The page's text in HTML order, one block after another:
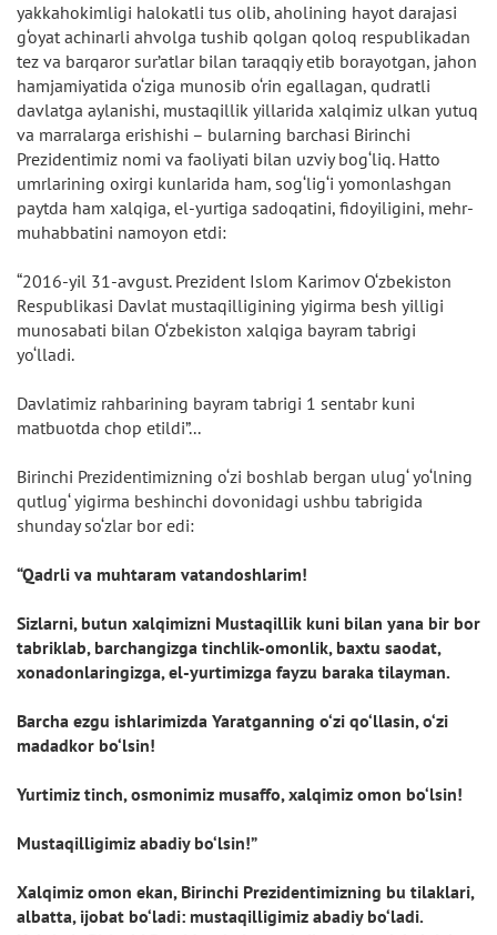
yakkahokimligi halokatli tus olib, aholining hayot darajasi
g‘oyat achinarli ahvolga tushib qolgan qoloq respublikadan
tez va barqaror sur’atlar bilan taraqqiy etib borayotgan, jahon
hamjamiyatida o‘ziga munosib o‘rin egallagan, qudratli
davlatga aylanishi, mustaqillik yillarida xalqimiz ulkan yutuq
va marralarga erishishi – bularning barchasi Birinchi
Prezidentimiz nomi va faoliyati bilan uzviy bog‘liq. Hatto
umrlarining oxirgi kunlarida ham, sog‘lig‘i yomonlashgan
paytda ham xalqiga, el-yurtiga sadoqatini, fidoyiligini, mehr-
muhabbatini namoyon etdi:
“2016-yil 31-avgust. Prezident Islom Karimov O‘zbekiston
Respublikasi Davlat mustaqilligining yigirma besh yilligi
munosabati bilan O‘zbekiston xalqiga bayram tabrigi
yo‘lladi.
Davlatimiz rahbarining bayram tabrigi 1 sentabr kuni
matbuotda chop etildi”...
Birinchi Prezidentimizning o‘zi boshlab bergan ulug‘ yo‘lning
qutlug‘ yigirma beshinchi dovonidagi ushbu tabrigida
shunday so‘zlar bor edi:
“Qadrli va muhtaram vatandoshlarim!
Sizlarni, butun xalqimizni Mustaqillik kuni bilan yana bir bor
tabriklab, barchangizga tinchlik-omonlik, baxtu saodat,
xonadonlaringizga, el-yurtimizga fayzu baraka tilayman.
Barcha ezgu ishlarimizda Yaratganning o‘zi qo‘llasin, o‘zi
madadkor bo‘lsin!
Yurtimiz tinch, osmonimiz musaffo, xalqimiz omon bo‘lsin!
Mustaqilligimiz abadiy bo‘lsin!”
Xalqimiz omon ekan, Birinchi Prezidentimizning bu tilaklari,
albatta, ijobat bo‘ladi: mustaqilligimiz abadiy bo‘ladi.